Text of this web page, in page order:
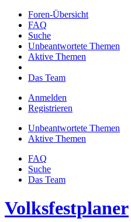
Foren-Übersicht
FAQ
Suche
Unbeantwortete Themen
Aktive Themen
Das Team
Anmelden
Registrieren
Unbeantwortete Themen
Aktive Themen
FAQ
Suche
Das Team
Volksfestplaner